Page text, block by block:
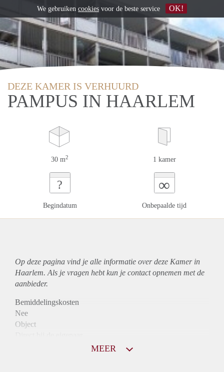
DEZE KAMER IS VERHUURD
PAMPUS IN HAARLEM
30 m2 1 kamer
?
Begindatum
∞
Onbepaalde tijd
Op deze pagina vind je alle informatie over deze Kamer in
Haarlem. Als je vragen hebt kun je contact opnemen met de
aanbieder.
Bemiddelingskosten
Nee
Object
MEER
We gebruiken cookies voor de beste service OK!